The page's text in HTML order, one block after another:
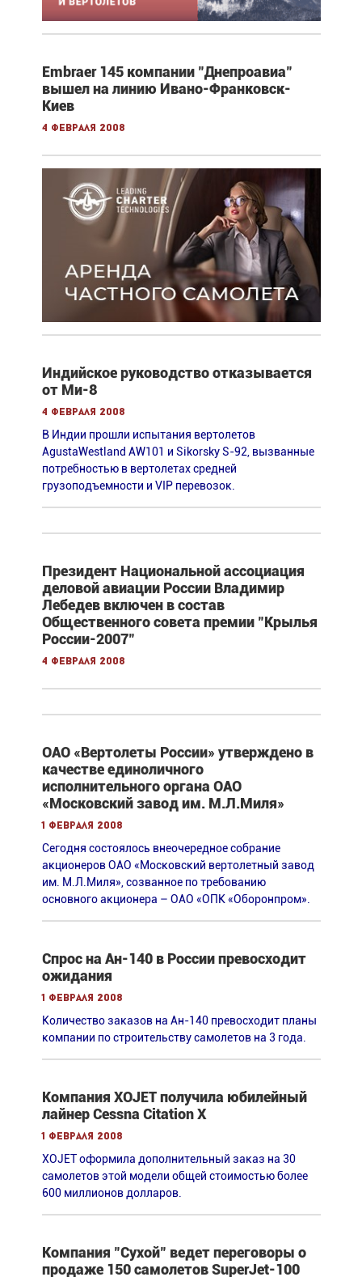
Embraer 145 компании "Днепроавиа"
вышел на линию Ивано-Франковск-
Киев
4 февраля 2008
Индийское руководство отказывается
от Ми-8
4 февраля 2008
В Индии прошли испытания вертолетов
AgustaWestland AW101 и Sikorsky S-92, вызванные
потребностью в вертолетах средней
грузоподъемности и VIP перевозок.
Президент Национальной ассоциация
деловой авиации России Владимир
Лебедев включен в состав
Общественного совета премии "Крылья
России-2007"
4 февраля 2008
ОАО «Вертолеты России» утверждено в
качестве единоличного
исполнительного органа ОАО
«Московский завод им. М.Л.Миля»
1 февраля 2008
Сегодня состоялось внеочередное собрание
акционеров ОАО «Московский вертолетный завод
им. М.Л.Миля», созванное по требованию
основного акционера – ОАО «ОПК «Оборонпром».
Спрос на Ан-140 в России превосходит
ожидания
1 февраля 2008
Количество заказов на Ан-140 превосходит планы
компании по строительству самолетов на 3 года.
Компания XOJET получила юбилейный
лайнер Cessna Citation X
1 февраля 2008
XOJET оформила дополнительный заказ на 30
самолетов этой модели общей стоимостью более
600 миллионов долларов.
Компания "Сухой" ведет переговоры о
продаже 150 самолетов SuperJet-100